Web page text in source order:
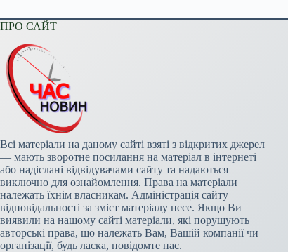
ПРО САЙТ
Всі матеріали на даному сайті взяті з відкритих джерел
— мають зворотне посилання на матеріал в інтернеті
або надіслані відвідувачами сайту та надаються
виключно для ознайомлення. Права на матеріали
належать їхнім власникам. Адміністрація сайту
відповідальності за зміст матеріалу несе. Якщо Ви
виявили на нашому сайті матеріали, які порушують
авторські права, що належать Вам, Вашій компанії чи
організації, будь ласка, повідомте нас.